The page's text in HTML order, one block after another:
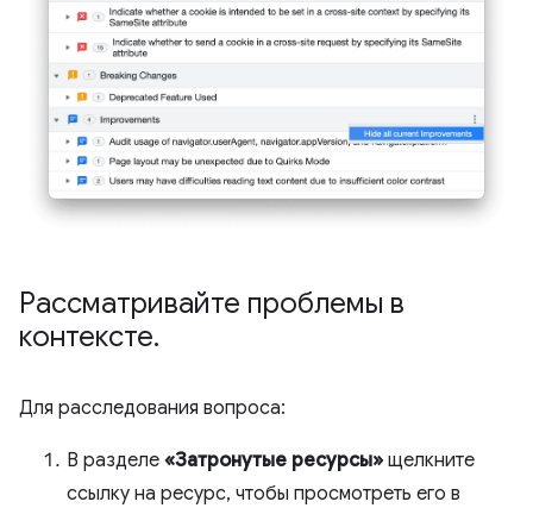
Рассматривайте проблемы в
контексте.
Для расследования вопроса:
В разделе «Затронутые ресурсы» щелкните
ссылку на ресурс, чтобы просмотреть его в